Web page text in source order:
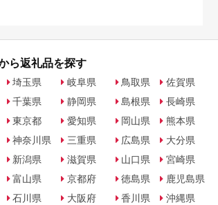
ら返礼品を探す
埼玉県
千葉県
東京都
神奈川県
新潟県
富山県
石川県
岐阜県
静岡県
愛知県
三重県
滋賀県
京都府
大阪府
鳥取県
島根県
岡山県
広島県
山口県
徳島県
香川県
佐賀県
長崎県
熊本県
大分県
宮崎県
鹿児島県
沖縄県